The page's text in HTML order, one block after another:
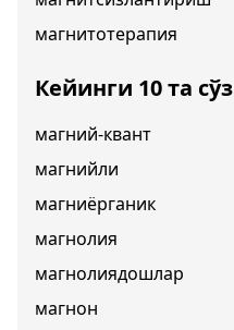
магнитотерапия
Кейинги 10 та сўз
магний-квант
магнийли
магниёрганик
магнолия
магнолиядошлар
магнон